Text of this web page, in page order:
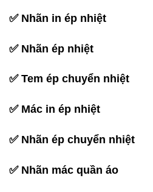
✅Nhãn in ép nhiệt
✅Nhãn ép nhiệt
✅Tem ép chuyển nhiệt
✅Mác in ép nhiệt
✅Nhãn ép chuyển nhiệt
✅Nhãn mác quần áo